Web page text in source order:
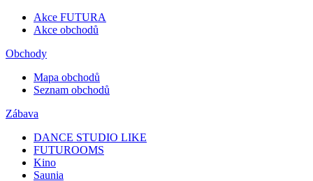
Akce FUTURA
Akce obchodů
Obchody
Mapa obchodů
Seznam obchodů
Zábava
DANCE STUDIO LIKE
FUTUROOMS
Kino
Saunia